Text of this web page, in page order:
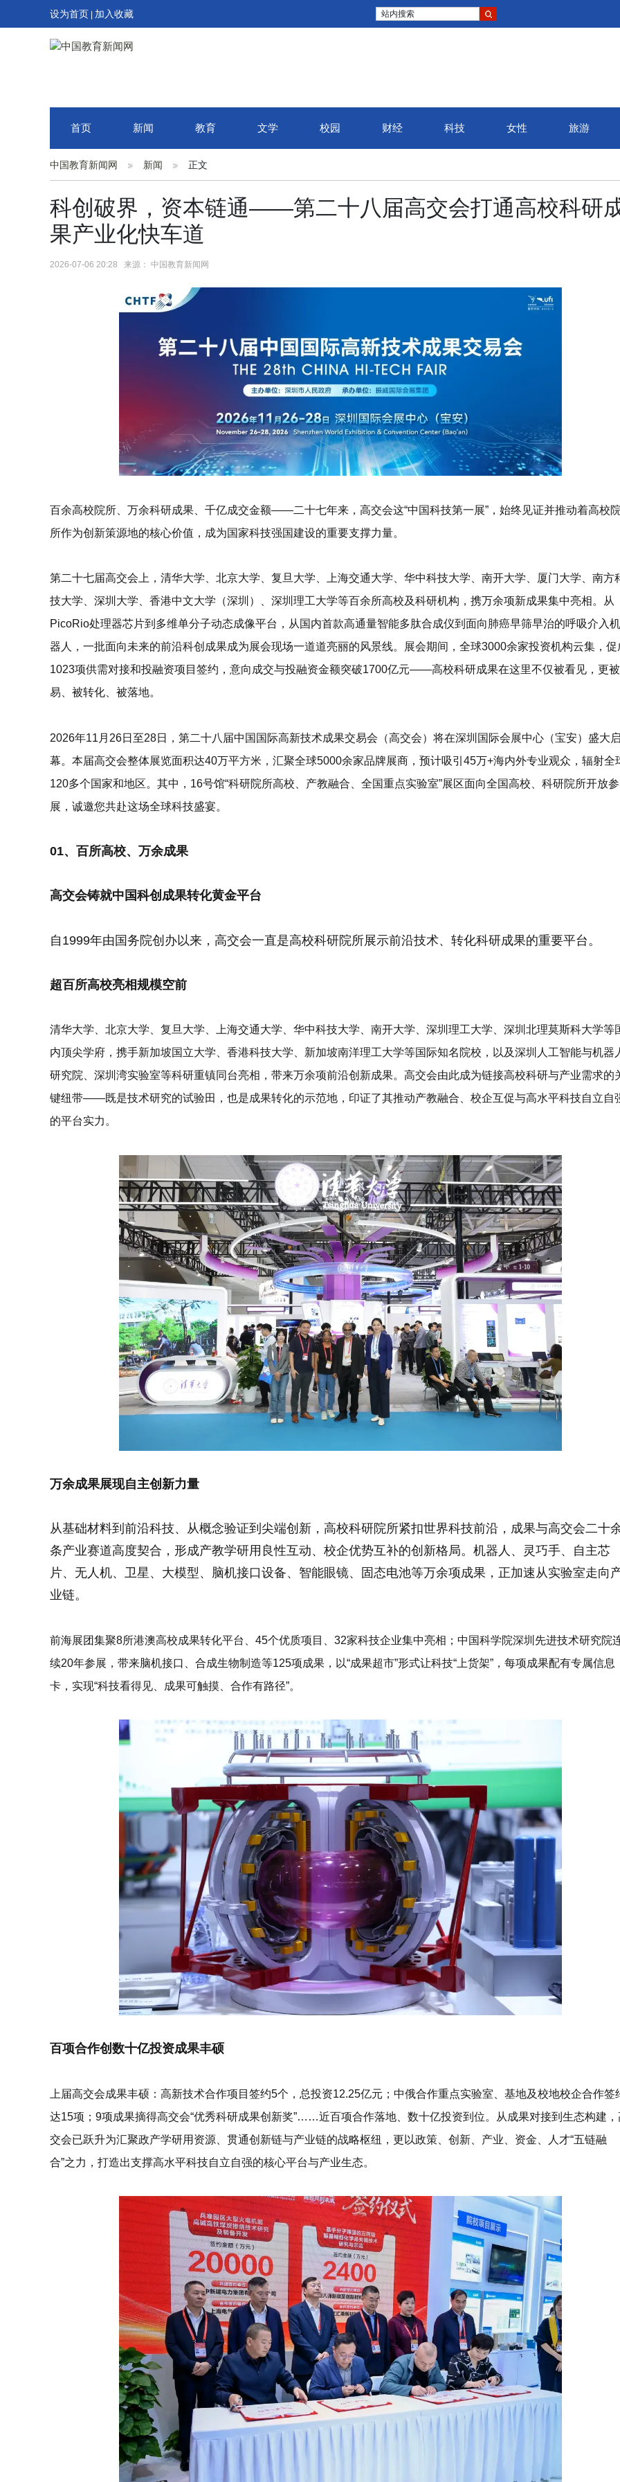
设为首页 加入收藏 站内搜索
首页 新闻 教育 文学 校园 财经 科技 女性 旅游
中国教育新闻网 新闻 正文
科创破界，资本链通——第二十八届高交会打通高校科研
果产业化快车道
2026-07-06 20:28 来源： 中国教育新闻网
百余高校院所、万余科研成果、千亿成交金额——二十七年来，高交会这“中国科技第一展”，始终见证并推动着高校
所作为创新策源地的核心价值，成为国家科技强国建设的重要支撑力量。
第二十七届高交会上， 清华大学、北京大学、复旦大学、上海交通大学、华中科技大学、南开大学、厦门大学、南方
技大学、深圳大学、香港中文大学（深圳）、深圳理工大学等百余所高校及科研机构，携万余项新成果集中亮相。从
PicoRio处理器芯片到多维单分子动态成像平台，从国内首款高通量智能多肽合成仪到面向肺癌早筛早治的呼吸介入机
器人，一批面向未来的前沿科创成果成为展会现场一道道亮丽的风景线。展会期间，全球3000余家投资机构云集，促
1023项供需对接和投融资项目签约，意向成交与投融资金额突破1700亿元——高校科研成果在这里不仅被看见 ，更
易、被转化、被落地。
2026年11月26日至28日 ， 第二十八届中国国际高新技术成果交易会 （高交会）将在深圳国际会展中心（宝安） 盛大
幕。本届高交会整体展览面积达40万平方米，汇聚全球5000余家品牌展商，预计吸引45万+海内外专业观众，辐射全
120多个国家和地区。其中，16号馆“科研院所高校、产教融合、全国重点实验室”展区面向全国高校、科研院所开放参
展，诚邀您共赴这场全球科技盛宴。
01、百所高校、万余成果
高交会铸就中国科创成果转化黄金平台
自1999年由国务院创办以来，高交会一直是高校科研院所展示前沿技术、转化科研成果的重要平台。
超百所高校亮相规模空前
清华大学、北京大学、复旦大学、上海交通大学、华中科技大学、南开大学、深圳理工大学、深圳北理莫斯科大学等
内顶尖学府 ，携手新加坡国立大学、香港科技大学、新加坡南洋理工大学等国际知名院校 ，以及深圳人工智能与机器
研究院、深圳湾实验室等科研重镇 同台亮相，带来万余项前沿创新成果。高交会由此成为链接高校科研与产业需求的
键纽带——既是技术研究的试验田，也是成果转化的示范地 ，印证了其推动产教融合、校企互促与高水平科技自立自
的平台实力。
万余成果展现自主创新力量
从基础材料到前沿科技、从概念验证到尖端创新，高校科研院所紧扣世界科技前沿，成果与高交会二十
条产业赛道高度契合，形成产教学研用良性互动、校企优势互补的创新格局。机器人、灵巧手、自主芯
片、无人机、卫星、大模型、脑机接口设备、智能眼镜、固态电池等万余项成果，正加速从实验室走向
业链。
前海展团集聚8所港澳高校成果转化平台、45个优质项目、32家科技企业集中亮相；中国科学院深圳先进技术研究院
续20年参展，带来脑机接口、合成生物制造等125项成果，以“成果超市”形式让科技“上货架”，每项成果配有专属信息
卡，实现“科技看得见、成果可触摸、合作有路径”。
百项合作创数十亿投资成果丰硕
上届高交会成果丰硕：高新技术合作项目签约5个，总投资12.25亿元；中俄合作重点实验室、基地及校地校企合作签
达15项；9项成果摘得高交会“优秀科研成果创新奖”……近百项合作落地、数十亿投资到位。从成果对接到生态构建，
交会已跃升为汇聚政产学研用资源、贯通创新链与产业链的战略枢纽，更以政策、创新、产业、资金、人才“五链融
合”之力，打造出支撑高水平科技自立自强的核心平台与产业生态。